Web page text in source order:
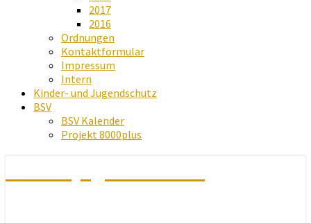
2017
2016
Ordnungen
Kontaktformular
Impressum
Intern
Kinder- und Jugendschutz
BSV
BSV Kalender
Projekt 8000plus